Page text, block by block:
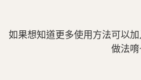
如果想知道更多使用方法可以
做法